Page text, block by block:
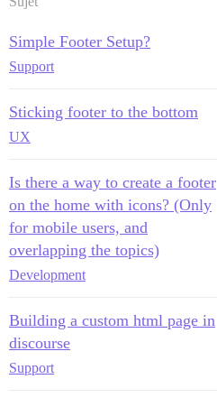
Simple Footer Setup?
Support
Sticking footer to the bottom
UX
Is there a way to create a footer
on the home with icons? (Only
for mobile users, and
overlapping the topics)
Development
Building a custom html page in
discourse
Support